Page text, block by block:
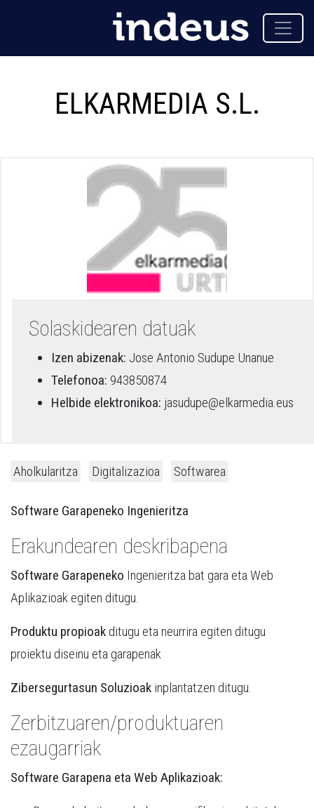
ELKARMEDIA S.L.
Solaskidearen datuak
Izen abizenak: Jose Antonio Sudupe Unanue
Telefonoa: 943850874
Helbide elektronikoa: jasudupe@elkarmedia.eus
Aholkularitza Digitalizazioa Softwarea
Software Garapeneko Ingenieritza
Erakundearen deskribapena
Software Garapeneko Ingenieritza bat gara eta Web
Aplikazioak egiten ditugu.
Produktu propioak ditugu eta neurrira egiten ditugu
proiektu diseinu eta garapenak
Zibersegurtasun Soluzioak inplantatzen ditugu.
Zerbitzuaren/produktuaren
ezaugarriak
Software Garapena eta Web Aplikazioak: